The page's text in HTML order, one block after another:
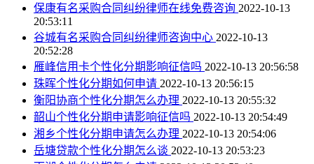
保康有名采购合同纠纷律师在线免费咨询 2022-10-13
20:53:11
谷城有名采购合同纠纷律师咨询中心 2022-10-13
20:52:28
雁峰信用卡个性化分期影响征信吗 2022-10-13 20:56:58
珠晖个性化分期如何申请 2022-10-13 20:56:15
衡阳协商个性化分期怎么办理 2022-10-13 20:55:32
韶山个性化分期申请影响征信吗 2022-10-13 20:54:49
湘乡个性化分期申请怎么办理 2022-10-13 20:54:06
岳塘贷款个性化分期怎么谈 2022-10-13 20:53:23